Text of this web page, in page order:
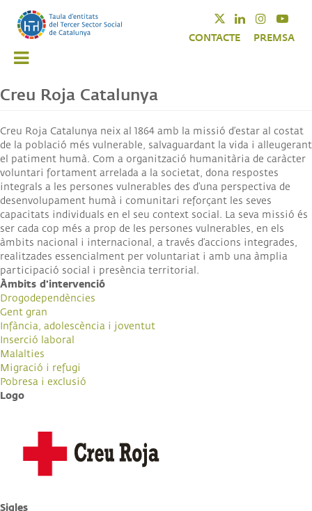
TwitterLinkedin
CONTACTE PREMSA
Creu Roja Catalunya
Creu Roja Catalunya neix al 1864 amb la missió d’estar al costat
de la població més vulnerable, salvaguardant la vida i alleugerant
el patiment humà. Com a organització humanitària de caràcter
voluntari fortament arrelada a la societat, dona respostes
integrals a les persones vulnerables des d’una perspectiva de
desenvolupament humà i comunitari reforçant les seves
capacitats individuals en el seu context social. La seva missió és
ser cada cop més a prop de les persones vulnerables, en els
àmbits nacional i internacional, a través d’accions integrades,
realitzades essencialment per voluntariat i amb una àmplia
participació social i presència territorial.
Àmbits d'intervenció
Drogodependències
Gent gran
Infància, adolescència i joventut
Inserció laboral
Malalties
Migració i refugi
Pobresa i exclusió
Logo
Sigles